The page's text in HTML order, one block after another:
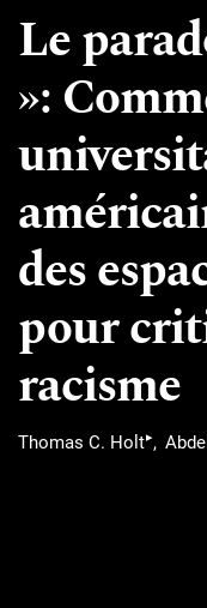
Le
»:
des
pour
racisme
Thomas C. Holt▸